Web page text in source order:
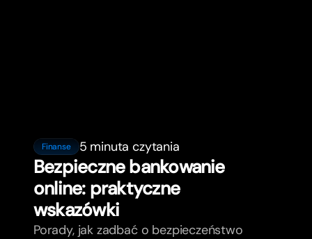
Finanse 5 minuta czytania
Bezpieczne bankowanie
online: praktyczne
wskazówki
Porady, jak zadbać o bezpieczeństwo